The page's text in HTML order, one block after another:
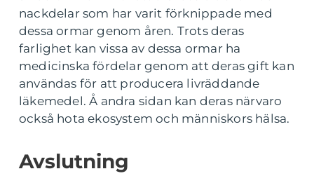
nackdelar som har varit förknippade med
dessa ormar genom åren. Trots deras
farlighet kan vissa av dessa ormar ha
medicinska fördelar genom att deras gift kan
användas för att producera livräddande
läkemedel. Å andra sidan kan deras närvaro
också hota ekosystem och människors hälsa.
Avslutning